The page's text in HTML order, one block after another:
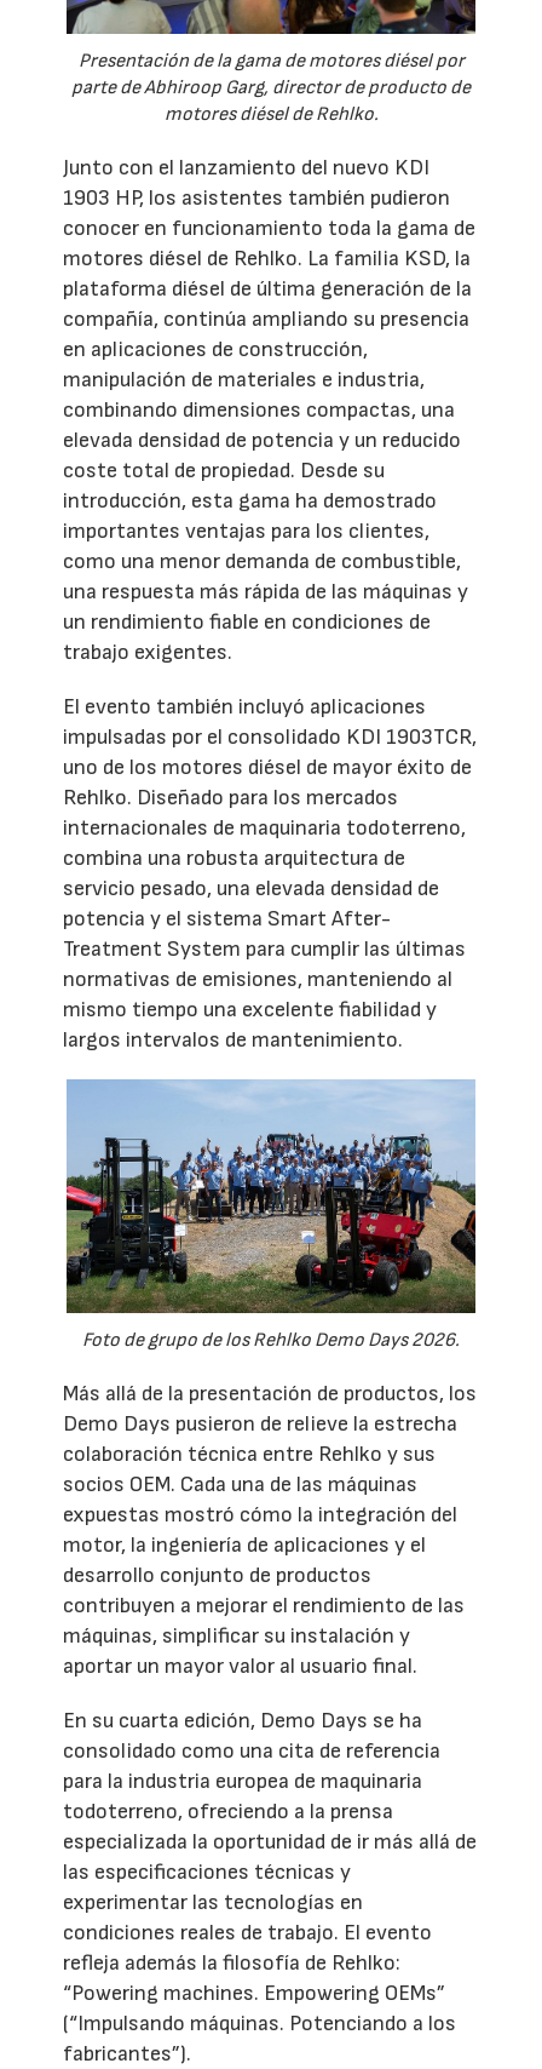
Presentación de la gama de motores diésel por
parte de Abhiroop Garg, director de producto de
motores diésel de Rehlko.
Junto con el lanzamiento del nuevo KDI
1903 HP, los asistentes también pudieron
conocer en funcionamiento toda la gama de
motores diésel de Rehlko. La familia KSD, la
plataforma diésel de última generación de la
compañía, continúa ampliando su presencia
en aplicaciones de construcción,
manipulación de materiales e industria,
combinando dimensiones compactas, una
elevada densidad de potencia y un reducido
coste total de propiedad. Desde su
introducción, esta gama ha demostrado
importantes ventajas para los clientes,
como una menor demanda de combustible,
una respuesta más rápida de las máquinas y
un rendimiento fiable en condiciones de
trabajo exigentes.
El evento también incluyó aplicaciones
impulsadas por el consolidado KDI 1903TCR,
uno de los motores diésel de mayor éxito de
Rehlko. Diseñado para los mercados
internacionales de maquinaria todoterreno,
combina una robusta arquitectura de
servicio pesado, una elevada densidad de
potencia y el sistema Smart After-
Treatment System para cumplir las últimas
normativas de emisiones, manteniendo al
mismo tiempo una excelente fiabilidad y
largos intervalos de mantenimiento.
Foto de grupo de los Rehlko Demo Days 2026.
Más allá de la presentación de productos, los
Demo Days pusieron de relieve la estrecha
colaboración técnica entre Rehlko y sus
socios OEM. Cada una de las máquinas
expuestas mostró cómo la integración del
motor, la ingeniería de aplicaciones y el
desarrollo conjunto de productos
contribuyen a mejorar el rendimiento de las
máquinas, simplificar su instalación y
aportar un mayor valor al usuario final.
En su cuarta edición, Demo Days se ha
consolidado como una cita de referencia
para la industria europea de maquinaria
todoterreno, ofreciendo a la prensa
especializada la oportunidad de ir más allá de
las especificaciones técnicas y
experimentar las tecnologías en
condiciones reales de trabajo. El evento
refleja además la filosofía de Rehlko:
“Powering machines. Empowering OEMs”
(“Impulsando máquinas. Potenciando a los
fabricantes”).